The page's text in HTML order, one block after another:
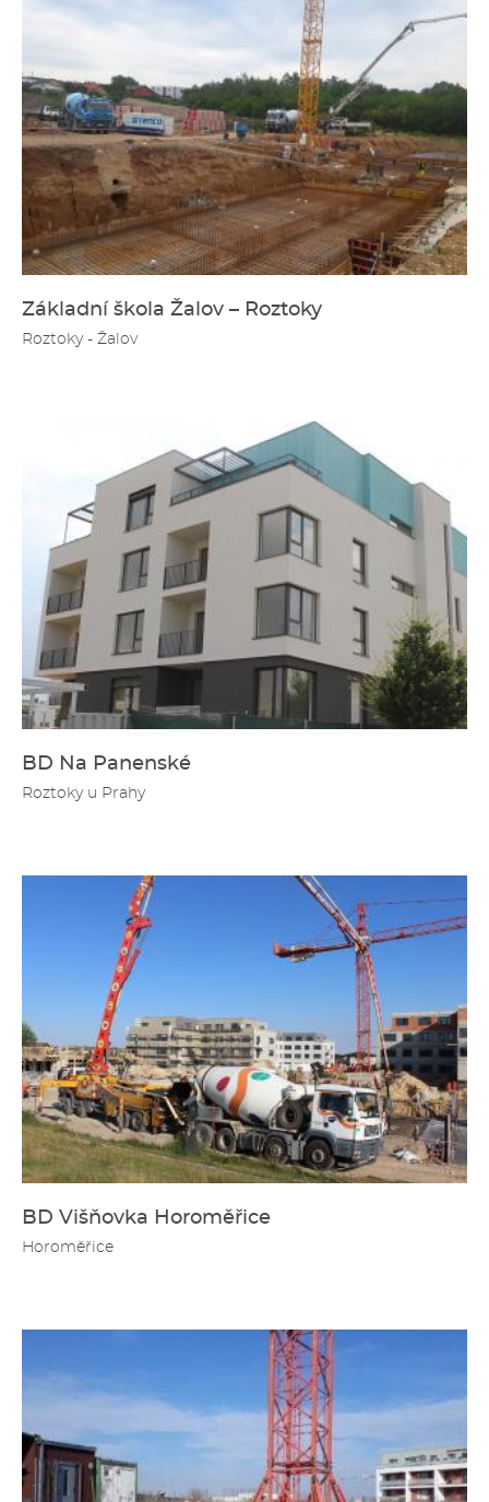
Základní škola Žalov – Roztoky
Roztoky - Žalov
BD Na Panenské
Roztoky u Prahy
BD Višňovka Horoměřice
Horoměřice